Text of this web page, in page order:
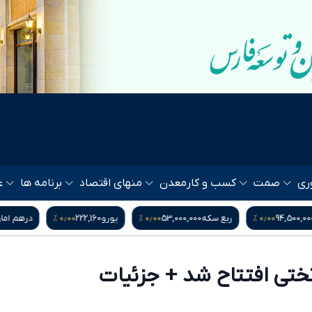
صمت کسب و کار معدن منهای اقتصاد برنامه ها
ربع سکه53,000,000۰٫۰۰ % یورو222,160۰٫۰۰ % درهم امارات 52,324۰٫۰۰ %
افتتاح شد + جزئیات